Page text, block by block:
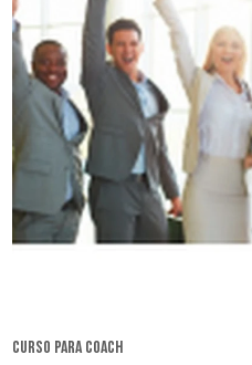
curso para coach